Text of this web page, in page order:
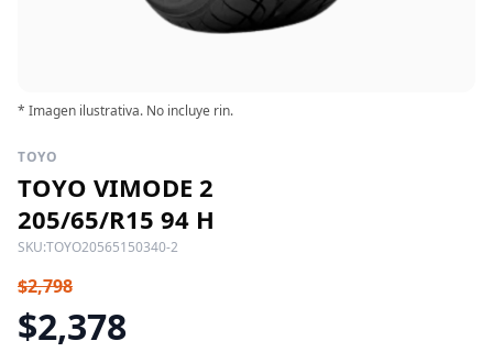
* Imagen ilustrativa. No incluye rin.
TOYO
TOYO VIMODE 2
205/65/R15 94 H
SKU:TOYO20565150340-2
$2,798
$2,378